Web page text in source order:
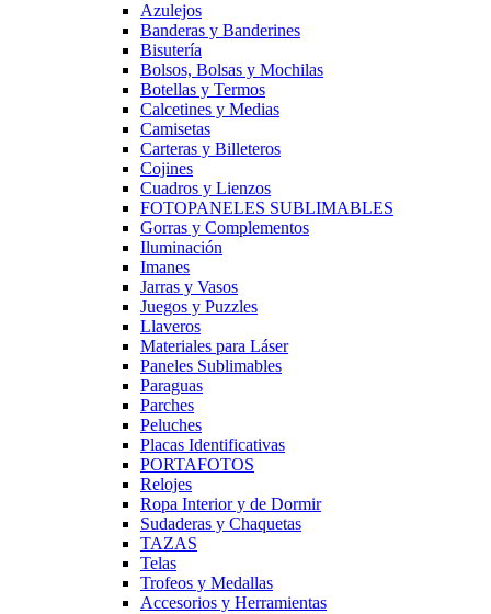
Azulejos
Banderas y Banderines
Bisutería
Bolsos, Bolsas y Mochilas
Botellas y Termos
Calcetines y Medias
Camisetas
Carteras y Billeteros
Cojines
Cuadros y Lienzos
FOTOPANELES SUBLIMABLES
Gorras y Complementos
Iluminación
Imanes
Jarras y Vasos
Juegos y Puzzles
Llaveros
Materiales para Láser
Paneles Sublimables
Paraguas
Parches
Peluches
Placas Identificativas
PORTAFOTOS
Relojes
Ropa Interior y de Dormir
Sudaderas y Chaquetas
TAZAS
Telas
Trofeos y Medallas
Accesorios y Herramientas